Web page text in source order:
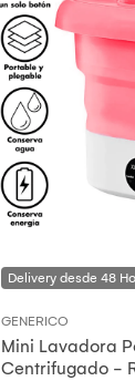
GENERICO
Mini Lavadora
Centrifugado -